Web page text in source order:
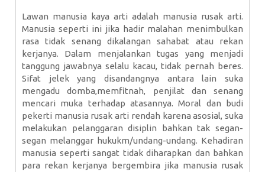
Lawan manusia kaya arti adalah manusia rusak arti.
Manusia seperti ini jika hadir malahan menimbulkan
rasa tidak senang dikalangan sahabat atau rekan
kerjanya. Dalam menjalankan tugas yang menjadi
tanggung jawabnya selalu kacau, tidak pernah beres.
Sifat jelek yang disandangnya antara lain suka
mengadu domba,memfitnah, penjilat dan senang
mencari muka terhadap atasannya.Moral dan budi
pekerti manusia rusak arti rendah karena asosial, suka
melakukan pelanggaran disiplin bahkan tak segan-
segan melanggar hukukm/undang-undang. Kehadiran
manusia seperti sangat tidak diharapkan dan bahkan
para rekan kerjanya bergembira jika manusia rusak